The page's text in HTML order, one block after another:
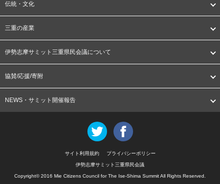
伝統・文化
三重の産業
伊勢志摩サミット三重県民会議について
協賛/応援/寄附
NEWS・サミット開催報告
Twitter
サイト利用規約 プライバシーポリシー
伊勢志摩サミット三重県民会議
Copyright© 2016 Mie Citizens Council for The Ise-Shima Summit All Rights Reserved.